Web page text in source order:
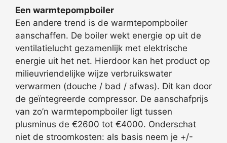
Een warmtepompboiler
Een andere trend is de warmtepompboiler
aanschaffen. De boiler wekt energie op uit de
ventilatielucht gezamenlijk met elektrische
energie uit het net. Hierdoor kan het product op
milieuvriendelijke wijze verbruikswater
verwarmen (douche / bad / afwas). Dit kan door
de geïntegreerde compressor. De aanschafprijs
van zo’n warmtepompboiler ligt tussen
plusminus de €2600 tot €4000. Onderschat
niet de stroomkosten: als basis neem je +/-